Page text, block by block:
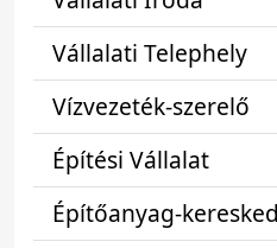
Vállalati Telephely
Vízvezeték-szerelő
Építési Vállalat
Építőanyag-